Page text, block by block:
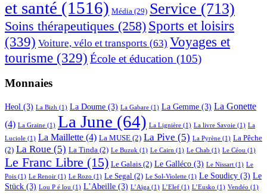
et santé (1516) Média (29) Service (713)
Soins thérapeutiques (258) Sports et loisirs
(339) Voiture, vélo et transports (63) Voyages et
tourisme (329) École et éducation (105)
Monnaies
Heol (3) La Bizh (1) La Doume (3) La Gabare (1) La Gemme (3) La Gonette
(4) La Graine (1) La June (64) La Lignière (1) La livre Savoie (1) La
Luciole (1) La Maillette (4) La MUSE (2) La Pive (5) La Pyrène (1) La Pêche
(2) La Roue (5) La Tinda (2) Le Buzuk (1) Le Cairn (1) Le Chab (1) Le Céou (1)
Le Franc Libre (15) Le Galais (2) Le Galléco (3) Le Nissart (1) Le
Pois (1) Le Renoir (1) Le Rozo (1) Le Segal (2) Le Sol-Violette (1) Le Soudicy (3) Le
Stück (3) Lou P é lou (1) L’Abeille (3) L’Aïga (1) L’Elef (1) L’Eusko (1) Vendéo (1)